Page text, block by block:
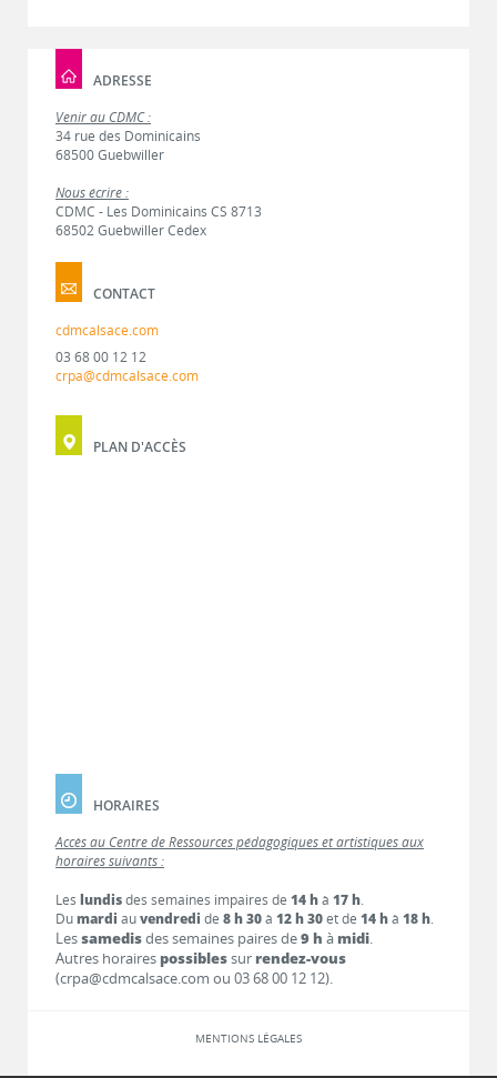
ADRESSE
Venir au CDMC :
34 rue des Dominicains
68500 Guebwiller
Nous écrire :
CDMC - Les Dominicains CS 8713
68502 Guebwiller Cedex
CONTACT
cdmcalsace.com
03 68 00 12 12
crpa@cdmcalsace.com
PLAN D'ACCÈS
HORAIRES
Accès au Centre de Ressources pédagogiques et artistiques aux
horaires suivants :
Les lundisdes semaines impaires de 14 hà 17 h.
Dumardi auvendredi de 8 h 30à 12 h 30et de 14 hà 18 h.
Lessamedisdes semaines paires de9 h à midi.
Autres horaires possiblessur rendez-vous
(crpa@cdmcalsace.com ou 03 68 00 12 12).
MENTIONS LÉGALES